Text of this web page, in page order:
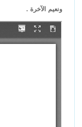
ونعيم الآخرة .